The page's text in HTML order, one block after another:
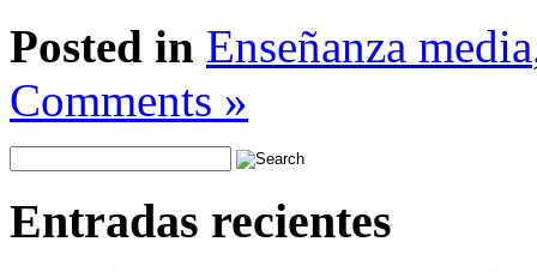
Posted in Enseñanza media
Comments »
Entradas recientes